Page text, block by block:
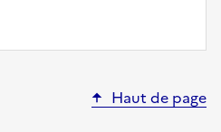
Haut de page